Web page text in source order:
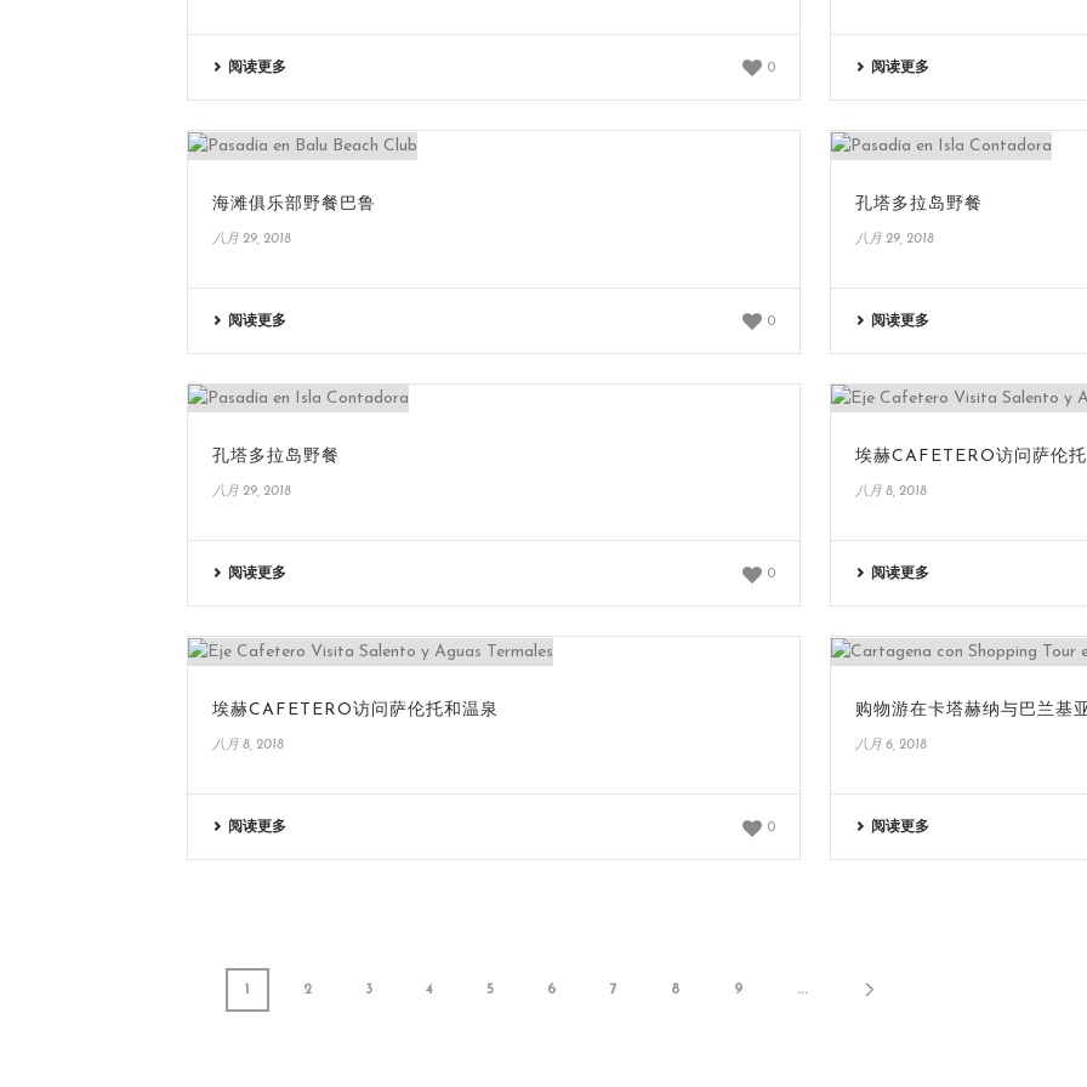
阅读更多 0 阅读更多
海滩俱乐部野餐巴鲁
八月 29, 2018
阅读更多 0
孔塔多拉岛野餐
八月 29, 2018
阅读更多
孔塔多拉岛野餐
八月 29, 2018
阅读更多 0
埃赫CAFETERO访问萨伦
八月 8, 2018
阅读更多
埃赫CAFETERO访问萨伦托和温泉
八月 8, 2018
阅读更多 0
购物游在卡塔赫纳与巴兰基
八月 6, 2018
阅读更多
2 3 4 5 6 7 8 9 ...